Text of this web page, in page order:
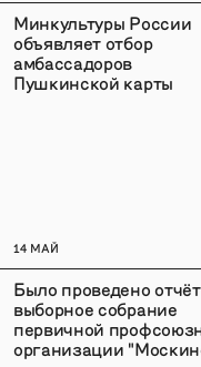
Минкультуры России
объявляет отбор
амбассадоров
Пушкинской карты
14 МАЙ
Было проведено
выборное собрание
первичной
организации